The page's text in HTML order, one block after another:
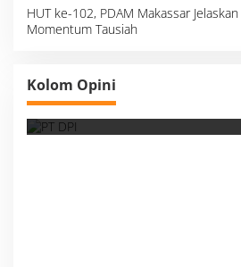
HUT ke-102, PDAM Makassar Jelaskan
Momentum Tausiah
Kolom Opini
Membaca Realitas